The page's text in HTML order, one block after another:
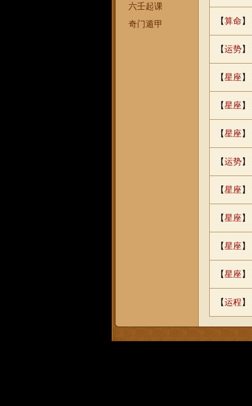
六壬起课
奇门遁甲
【算命】
【运势】
【星座】
【星座】
【星座】
【运势】
【星座】
【星座】
【星座】
【星座】
【运程】